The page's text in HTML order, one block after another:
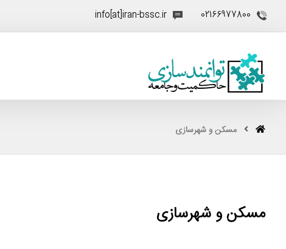
02166977800
info[at]iran-bssc.ir
مسکن و شهرسازی
مسکن و شهرسازی